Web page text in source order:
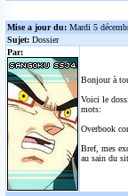
Mise a jour du: Mardi 5
Sujet: Dossier
Par:
Bonjour à
Voici le
mots:
Overbook
Bref, mes
au sain du